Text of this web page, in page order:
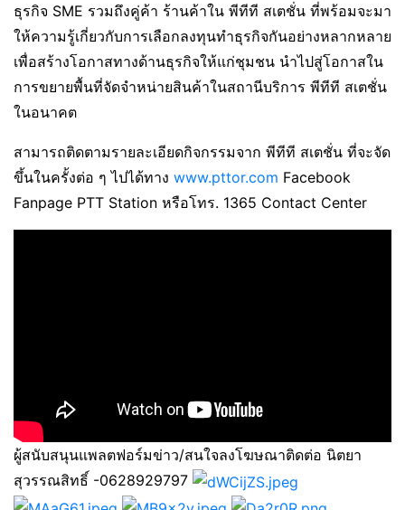
ธุรกิจ SME รวมถึงคู่ค้า ร้านค้าใน พีทีที สเตชั่น ที่พร้อมจะมา
ให้ความรู้เกี่ยวกับการเลือกลงทุนทำธุรกิจกันอย่างหลากหลาย
เพื่อสร้างโอกาสทางด้านธุรกิจให้แก่ชุมชน นำไปสู่โอกาสใน
การขยายพื้นที่จัดจำหน่ายสินค้าในสถานีบริการ พีทีที สเตชั่น
ในอนาคต
สามารถติดตามรายละเอียดกิจกรรมจาก พีทีที สเตชั่น ที่จะจัด
ขึ้นในครั้งต่อ ๆ ไปได้ทาง www.pttor.com Facebook
Fanpage PTT Station หรือโทร. 1365 Contact Center
ผู้สนับสนุนแพลตฟอร์มข่าว/สนใจลงโฆษณาติดต่อ นิตยา
สุวรรณสิทธิ์ -0628929797